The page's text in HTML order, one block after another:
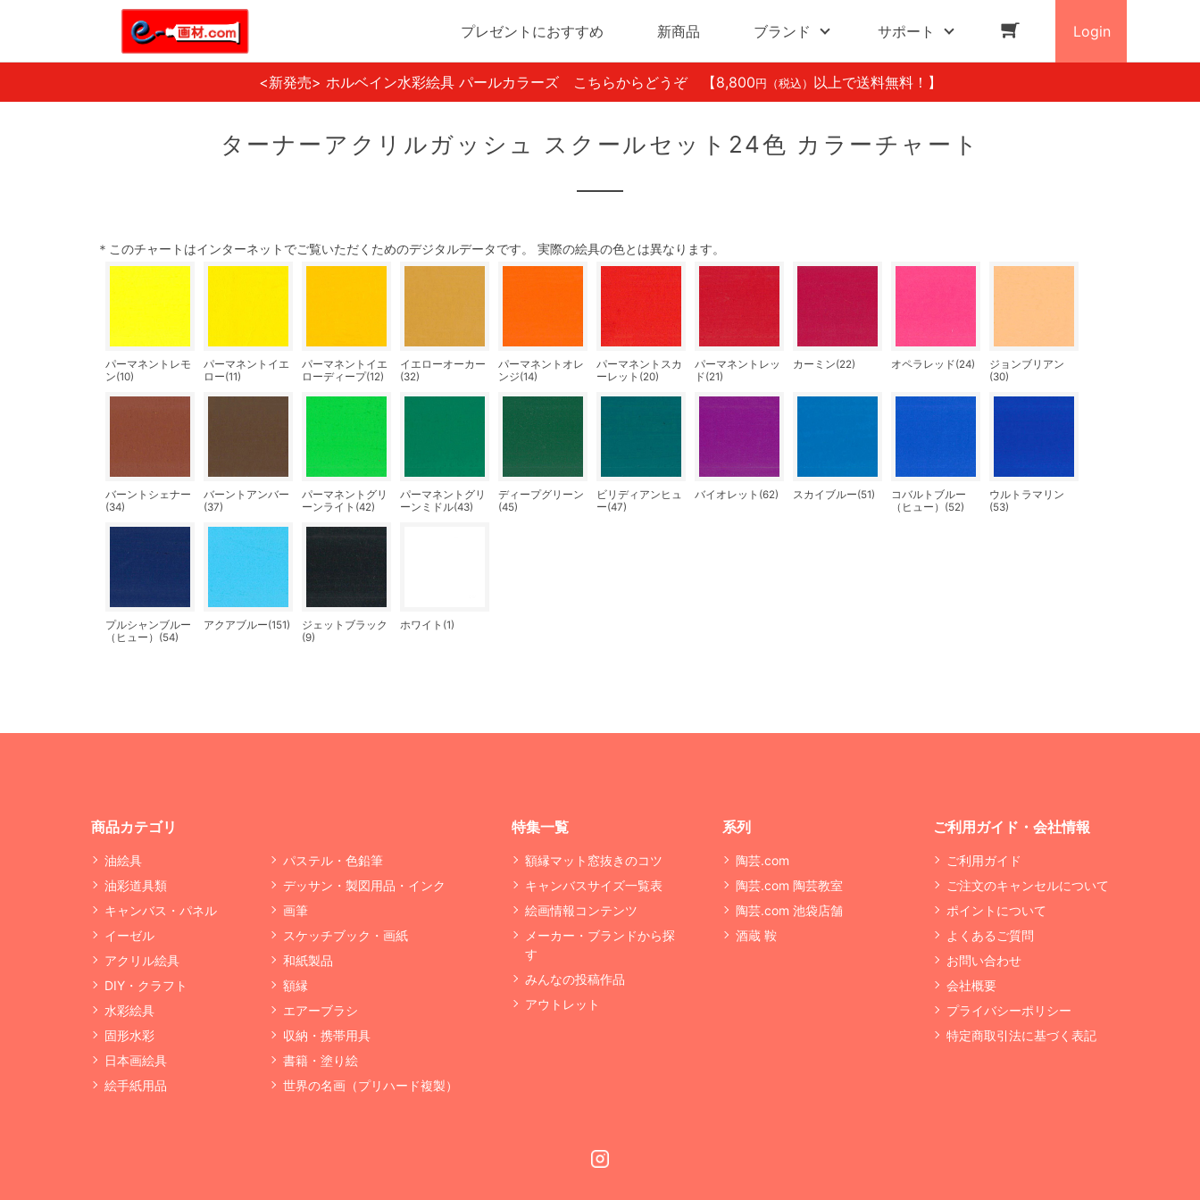
プレゼントにおすすめ 新商品 ブランド サポート Login
<新発売> ホルベイン水彩絵具 パールカラーズ こちらからどうぞ 【8,800 円（税込） 以上で送料無料！】
ターナーアクリルガッシュ スクールセット24色 カラーチャート
＊このチャートはインターネットでご覧いただくためのデジタルデータです。 実際の絵具の色とは異なります。
パーマネントレモ
ン(10)
パーマネントイエ
ロー(11)
パーマネントイエ
ローディープ(12)
イエローオーカー
(32)
パーマネントオレ
ンジ(14)
パーマネントスカ
ーレット(20)
パーマネントレッ
ド(21)
カーミン(22) オペラレッド(24)
ジョンブリアン
(30)
バーントシェナー
(34)
バーントアンバー
(37)
パーマネントグリ
ーンライト(42)
パーマネントグリ
ーンミドル(43)
ディープグリーン
(45)
ビリディアンヒュ
ー(47)
バイオレット(62) スカイブルー(51)
コバルトブルー
（ヒュー）(52)
ウルトラマリン
(53)
プルシャンブルー
（ヒュー）(54)
アクアブルー(151)
ジェットブラック
(9)
ホワイト(1)
商品カテゴリ
油絵具
油彩道具類
キャンバス・パネル
イーゼル
アクリル絵具
DIY・クラフト
水彩絵具
固形水彩
日本画絵具
絵手紙用品
パステル・色鉛筆
デッサン・製図用品・インク
画筆
スケッチブック・画紙
和紙製品
額縁
エアーブラシ
収納・携帯用具
書籍・塗り絵
世界の名画（プリハード複製）
特集一覧
額縁マット窓抜きのコツ
キャンバスサイズ一覧表
絵画情報コンテンツ
メーカー・ブランドから探
す
みんなの投稿作品
アウトレット
系列
陶芸.com
陶芸.com 陶芸教室
陶芸.com 池袋店舗
酒蔵 鞍
ご利用ガイド・会社情報
ご利用ガイド
ご注文のキャンセルについて
ポイントについて
よくあるご質問
お問い合わせ
会社概要
プライバシーポリシー
特定商取引法に基づく表記